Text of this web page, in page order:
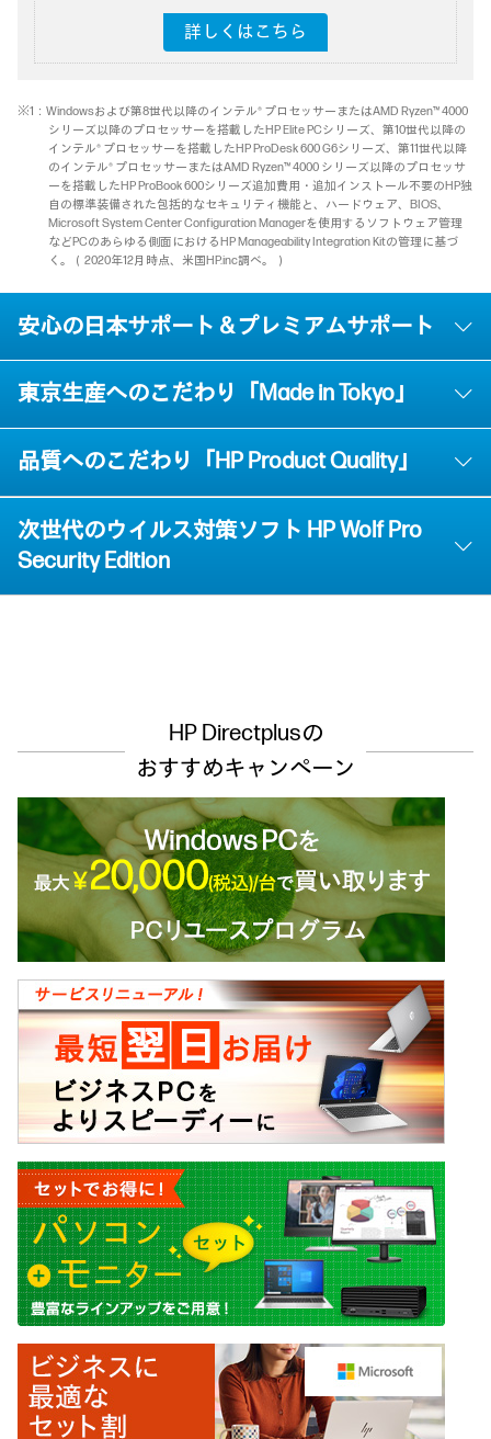
詳しくはこちら
※1：Windowsおよび第8世代以降のインテル® プロセッサーまたはAMD Ryzen™ 4000
シリーズ以降のプロセッサーを搭載したHP Elite PCシリーズ、第10世代以降の
インテル® プロセッサーを搭載したHP ProDesk 600 G6シリーズ、第11世代以降
のインテル® プロセッサーまたはAMD Ryzen™ 4000 シリーズ以降のプロセッサ
ーを搭載したHP ProBook 600シリーズ追加費用・追加インストール不要のHP独
自の標準装備された包括的なセキュリティ機能と、ハードウェア、BIOS、
Microsoft System Center Configuration Managerを使用するソフトウェア管理
などPCのあらゆる側面におけるHP Manageability Integration Kitの管理に基づ
く。（2020年12月時点、米国HP.inc調べ。）
安心の日本サポート＆プレミアムサポート
東京生産へのこだわり「Made in Tokyo」
品質へのこだわり「HP Product Quality」
次世代のウイルス対策ソフト HP Wolf Pro
Security Edition
HP Directplusの
おすすめキャンペーン